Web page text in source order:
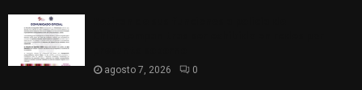
agosto 7, 2026 0